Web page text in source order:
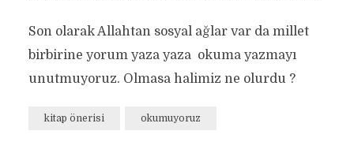
Son olarak Allahtan sosyal ağlar var da millet
birbirine yorum yaza yaza okuma yazmayı
unutmuyoruz. Olmasa halimiz ne olurdu ?
kitap önerisi okumuyoruz